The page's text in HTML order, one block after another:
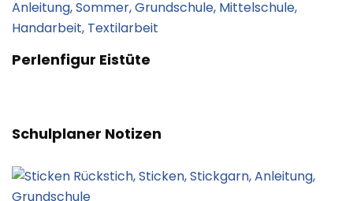
Perlenfigur Eistüte
Schulplaner Notizen